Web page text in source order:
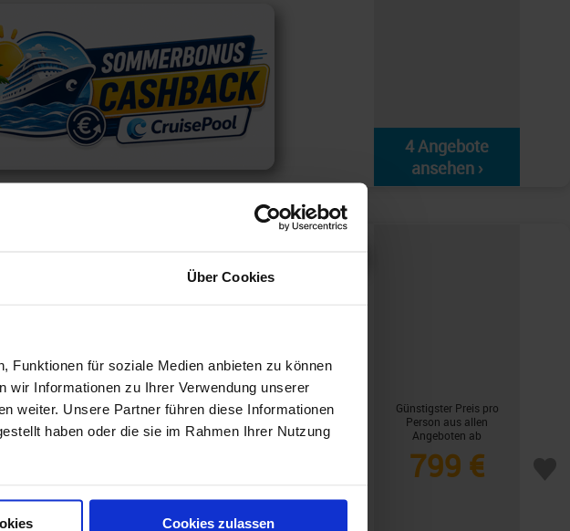
Über Cookies
Funktionen für soziale Medien anbieten zu können
wir Informationen zu Ihrer Verwendung unserer
weiter. Unsere Partner führen diese Informationen
haben oder die sie im Rahmen Ihrer Nutzung
Cookies zulassen
4 Angebote
ansehen ›
ab/an Hamburg -
mit Cashback
der »MSC Preziosa«
Günstigster Preis pro
Person aus allen
Angeboten ab
799 €